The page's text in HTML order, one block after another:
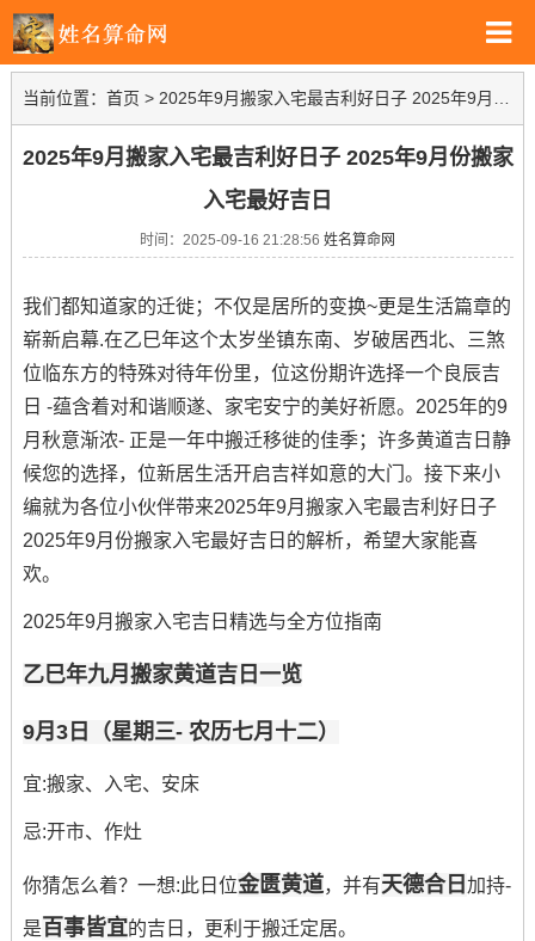
当前位置： 首页 > 2025年9月搬家入宅最吉利好日子 2025年9月份搬家入宅最好吉日
2025年9月搬家入宅最吉利好日子 2025年9月份搬家
入宅最好吉日
时间：2025-09-16 21:28:56 姓名算命网
我们都知道家的迁徙；不仅是居所的变换~更是生活篇章的
崭新启幕.在乙巳年这个太岁坐镇东南、岁破居西北、三煞
位临东方的特殊对待年份里，位这份期许选择一个良辰吉
日 -蕴含着对和谐顺遂、家宅安宁的美好祈愿。2025年的9
月秋意渐浓- 正是一年中搬迁移徙的佳季；许多黄道吉日静
候您的选择，位新居生活开启吉祥如意的大门。接下来小
编就为各位小伙伴带来2025年9月搬家入宅最吉利好日子
2025年9月份搬家入宅最好吉日的解析，希望大家能喜
欢。
2025年9月搬家入宅吉日精选与全方位指南
乙巳年九月搬家黄道吉日一览
9月3日（星期三- 农历七月十二）
宜:搬家、入宅、安床
忌:开市、作灶
你猜怎么着？一想:此日位金匮黄道，并有天德合日 加持-
是百事皆宜的吉日，更利于搬迁定居。